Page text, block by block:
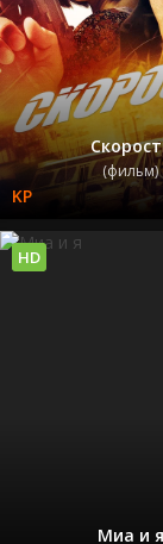
(фильм)
Миа и я
HD